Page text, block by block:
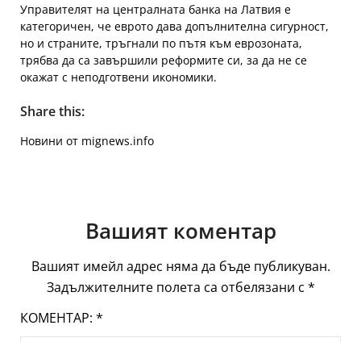
Управителят на централната банка на Латвия е
категоричен, че еврото дава допълнителна сигурност,
но и страните, тръгнали по пътя към еврозоната,
трябва да са завършили реформите си, за да не се
окажат с неподготвени икономики.
Share this:
Новини от mignews.info
Вашият коментар
Вашият имейл адрес няма да бъде публикуван.
Задължителните полета са отбелязани с *
КОМЕНТАР: *